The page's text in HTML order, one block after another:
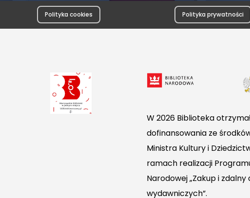
Polityka cookies Polityka prywatności
W 2026 Biblioteka
dofinansowania ze
Ministra Kultury i
ramach realizacji
Narodowej „Zakup i
wydawniczych”.